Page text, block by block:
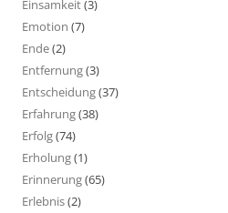
Einsamkeit(3)
Emotion (7)
Ende(2)
Entfernung(3)
Entscheidung(37)
Erfahrung(38)
Erfolg(74)
Erholung(1)
Erinnerung(65)
Erlebnis(2)